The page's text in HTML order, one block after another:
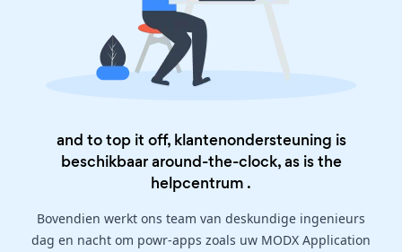
and to top it off, klantenondersteuning is
beschikbaar around-the-clock, as is the
helpcentrum .
Bovendien werkt ons team van deskundige ingenieurs
dag en nacht om powr-apps zoals uw MODX Application